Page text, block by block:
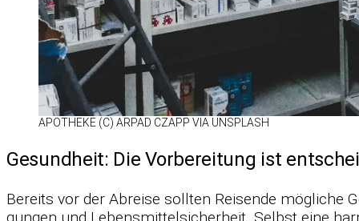
APO­THEKE (C) AR­PAD CZAPP VIA UN­S­PLASH
Gesundheit: Die Vorbereitung ist
Be­reits vor der Ab­reise soll­ten Rei­sende mög­li­che